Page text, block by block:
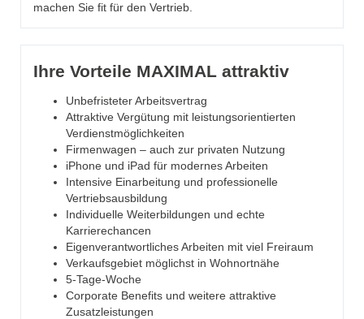
machen Sie fit für den Vertrieb.
Ihre Vorteile MAXIMAL attraktiv
Unbefristeter Arbeitsvertrag
Attraktive Vergütung mit leistungsorientierten
Verdienstmöglichkeiten
Firmenwagen – auch zur privaten Nutzung
iPhone und iPad für modernes Arbeiten
Intensive Einarbeitung und professionelle
Vertriebsausbildung
Individuelle Weiterbildungen und echte
Karrierechancen
Eigenverantwortliches Arbeiten mit viel Freiraum
Verkaufsgebiet möglichst in Wohnortnähe
5-Tage-Woche
Corporate Benefits und weitere attraktive
Zusatzleistungen